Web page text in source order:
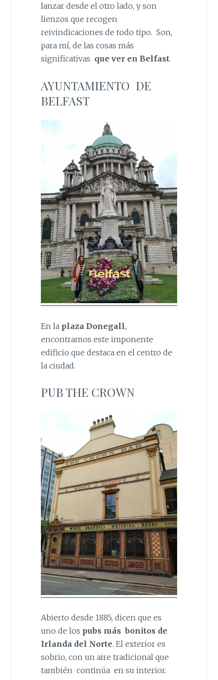
lanzar desde el otro lado, y son
lienzos que recogen
reivindicaciones de todo tipo. Son,
para mí, de las cosas más
significativas que ver en Belfast.
AYUNTAMIENTO DE
BELFAST
En la plaza Donegall,
encontramos este imponente
edificio que destaca en el centro de
la ciudad.
PUB THE CROWN
Abierto desde 1885, dicen que es
uno de los pubs más bonitos de
Irlanda del Norte. El exterior es
sobrio, con un aire tradicional que
también continúa en su interior.